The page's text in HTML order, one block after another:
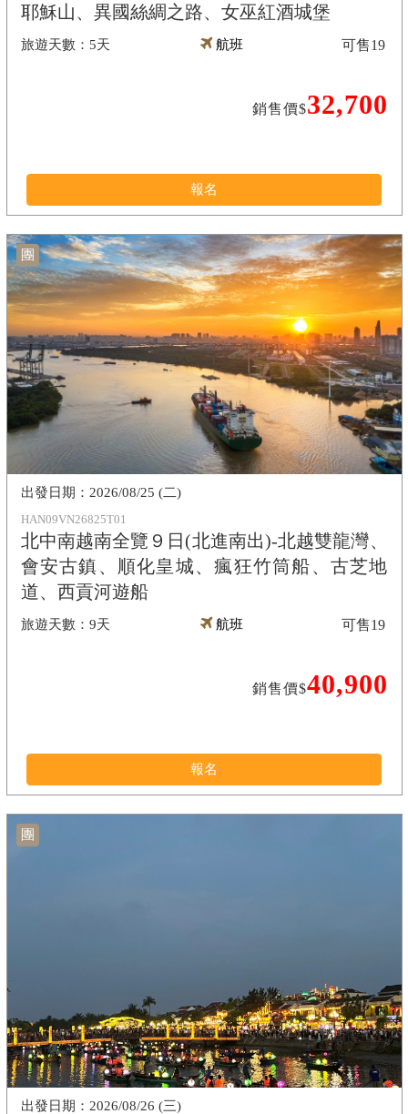
耶穌山、異國絲綢之路、女巫紅酒城堡
5天 航班
銷售價$32,700
可售19
報名
團
HAN09VN26825T01
北中南越南全覽９日(北進南出)-北越雙龍灣、
會安古鎮、順化皇城、瘋狂竹筒船、古芝地
道、西貢河遊船
9天
2026/08/25 (二)
航班
銷售價$40,900
可售19
報名
團
2026/08/26 (三)